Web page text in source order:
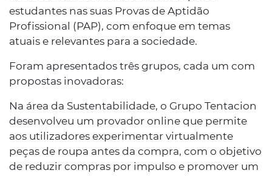
estudantes nas suas Provas de Aptidão
Profissional (PAP), com enfoque em temas
atuais e relevantes para a sociedade.
Foram apresentados três grupos, cada um com
propostas inovadoras:
Na área da Sustentabilidade, o Grupo Tentacion
desenvolveu um provador online que permite
aos utilizadores experimentar virtualmente
peças de roupa antes da compra, com o objetivo
de reduzir compras por impulso e promover um